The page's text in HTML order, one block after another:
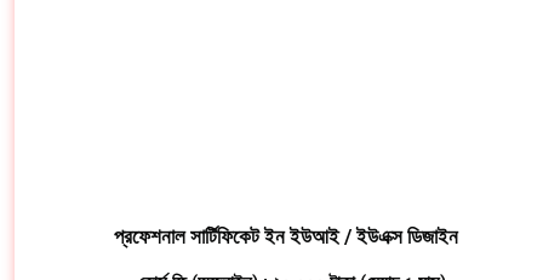
প্রফেশনাল সার্টিফিকেট ইন ইউআই / ইউএক্স ডিজাইন